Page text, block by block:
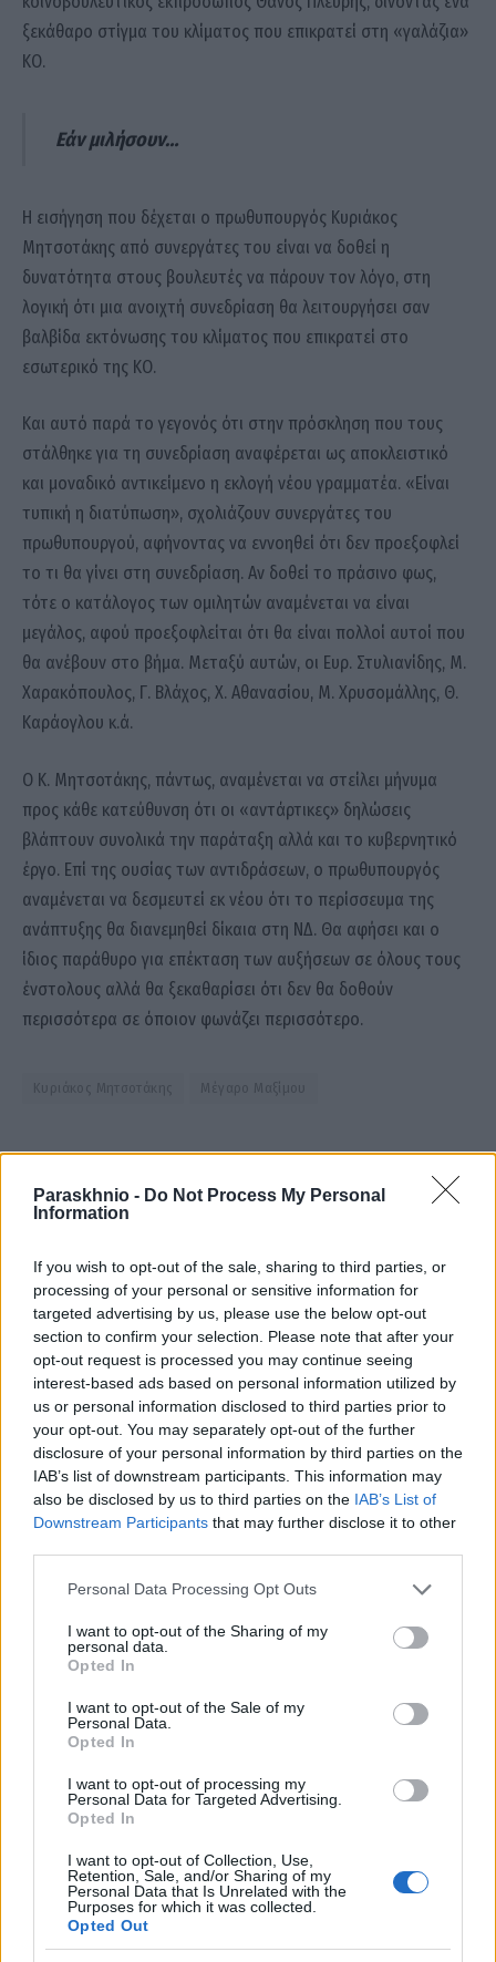
Paraskhnio - Do Not Process My Personal
Information
If you wish to opt-out of the sale, sharing to third parties, or
processing of your personal or sensitive information for
targeted advertising by us, please use the below opt-out
section to confirm your selection. Please note that after your
opt-out request is processed you may continue seeing
interest-based ads based on personal information utilized by
us or personal information disclosed to third parties prior to
your opt-out. You may separately opt-out of the further
disclosure of your personal information by third parties on the
IAB’s list of downstream participants. This information may
also be disclosed by us to third parties on the IAB’s List of
Downstream Participants that may further disclose it to other
Please note that this website/app uses one or more Google
not limited to your visit or usage behaviour. You may click to
grant or deny consent to Google and its third-party tags to
use your data for below specified purposes in below Google
consent section.
Personal Data Processing Opt Outs
I want to opt-out of the Sharing of my
personal data.
Opted In
I want to opt-out of the Sale of my
Personal Data.
Opted In
I want to opt-out of processing my
Personal Data for Targeted Advertising.
Opted In
I want to opt-out of Collection, Use,
Retention, Sale, and/or Sharing of my
Personal Data that Is Unrelated with the
Purposes for which it was collected.
Opted Out
ξεκάθαρο στίγμα του κλίματος που επικρατεί στη «γαλάζια»
ΚΟ.
Εάν μιλήσουν…
Η εισήγηση που δέχεται ο πρωθυπουργός Κυριάκος
Μητσοτάκης από συνεργάτες του είναι να δοθεί η
δυνατότητα στους βουλευτές να πάρουν τον λόγο, στη
λογική ότι μια ανοιχτή συνεδρίαση θα λειτουργήσει σαν
βαλβίδα εκτόνωσης του κλίματος που επικρατεί στο
εσωτερικό της ΚΟ.
Και αυτό παρά το γεγονός ότι στην πρόσκληση που τους
στάλθηκε για τη συνεδρίαση αναφέρεται ως αποκλειστικό
και μοναδικό αντικείμενο η εκλογή νέου γραμματέα. «Είναι
τυπική η διατύπωση», σχολιάζουν συνεργάτες του
πρωθυπουργού, αφήνοντας να εννοηθεί ότι δεν προεξοφλεί
το τι θα γίνει στη συνεδρίαση. Αν δοθεί το πράσινο φως,
τότε ο κατάλογος των ομιλητών αναμένεται να είναι
μεγάλος, αφού προεξοφλείται ότι θα είναι πολλοί αυτοί που
θα ανέβουν στο βήμα. Μεταξύ αυτών, οι Ευρ. Στυλιανίδης, Μ.
Χαρακόπουλος, Γ. Βλάχος, Χ. Αθανασίου, Μ. Χρυσομάλλης, Θ.
Καράογλου κ.ά.
Ο Κ. Μητσοτάκης, πάντως, αναμένεται να στείλει μήνυμα
προς κάθε κατεύθυνση ότι οι «αντάρτικες» δηλώσεις
βλάπτουν συνολικά την παράταξη αλλά και το κυβερνητικό
έργο. Επί της ουσίας των αντιδράσεων, ο πρωθυπουργός
αναμένεται να δεσμευτεί εκ νέου ότι το περίσσευμα της
ανάπτυξης θα διανεμηθεί δίκαια στη ΝΔ. Θα αφήσει και ο
ίδιος παράθυρο για επέκταση των αυξήσεων σε όλους τους
ένστολους αλλά θα ξεκαθαρίσει ότι δεν θα δοθούν
περισσότερα σε όποιον φωνάζει περισσότερο.
Κυριάκος Μητσοτάκης Μέγαρο Μαξίμου
Facebook Twitter Pinterest LinkedInTumblr Email
ΠΡΟΗΓΟΎΜΕΝΟ ΆΡΘΡΟ
Η νέα τάση του TikTok: Τι
κάνουν οι άνδρες για να
φαίνονται πιο «αρρενωποί»;
ΕΠΌΜΕΝΟ ΆΡΘΡΟ
Χρήστος Μάστορας-
Γαρυφαλλιά Καληφώνη: Πως
απαντούν στις φήμες για
χωρισμό;
newsroom
ΣΧΕΤΙΚΑΑΡΘΡΑ